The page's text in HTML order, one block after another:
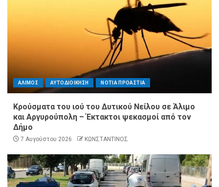
ΑΛΙΜΟΣ ΑΥΤΟΔΙΟΙΚΗΣΗ ΝΟΤΙΑ ΠΡΟΑΣΤΙΑ
Κρούσματα του ιού του Δυτικού Νείλου σε Άλιμο
και Αργυρούπολη – Έκτακτοι ψεκασμοί από τον
Δήμο
7 Αυγούστου 2026 ΚΩΝΣΤΑΝΤΙΝΟΣ